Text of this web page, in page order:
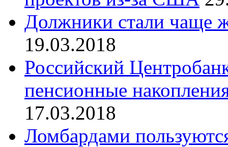
Должники стали чаще
19.03.2018
Российский
пенсионные
17.03.2018
Ломбардами